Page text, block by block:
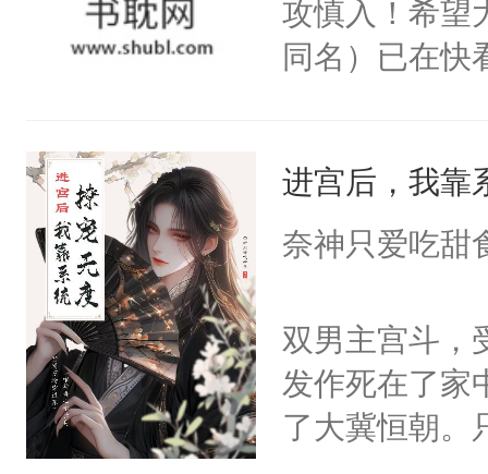
攻慎入！希望
同名）已在快
成为所有白莲
I，他们决定
莲花可不止有
点脑袋，看着
常见问题一：
教科书版：“
进宫后，我靠
奈神只爱吃甜
双男主宫斗，
发作死在了家
了大冀恒朝。